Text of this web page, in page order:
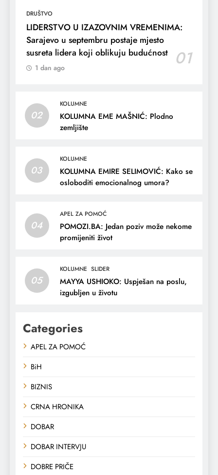
DRUŠTVO
LIDERSTVO U IZAZOVNIM VREMENIMA:
Sarajevo u septembru postaje mjesto
susreta lidera koji oblikuju budućnost
01
1 dan ago
02
KOLUMNE
KOLUMNA EME MAŠNIĆ: Plodno
zemljište
03
KOLUMNE
KOLUMNA EMIRE SELIMOVIĆ: Kako se
osloboditi emocionalnog umora?
04
APEL ZA POMOĆ
POMOZI.BA: Jedan poziv može nekome
promijeniti život
05
KOLUMNE SLIDER
MAYYA USHIOKO: Uspješan na poslu,
izgubljen u životu
Categories
APEL ZA POMOĆ
BiH
BIZNIS
CRNA HRONIKA
DOBAR
DOBAR INTERVJU
DOBRE PRIČE